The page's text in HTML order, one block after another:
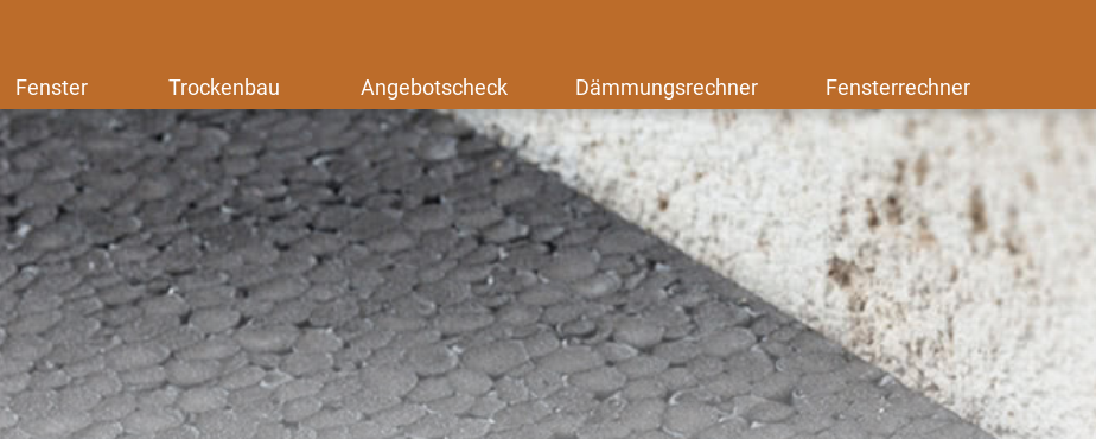
Fenster Trockenbau Angebotscheck Dämmungsrechner Fensterrechner